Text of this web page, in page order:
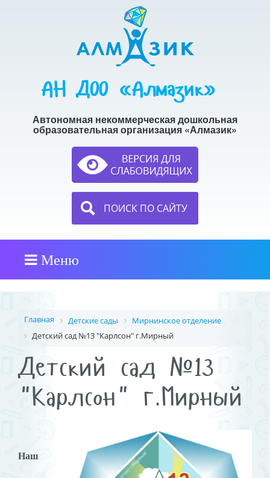
АН ДОО «Алмазик»
Автономная некоммерческая дошкольная
образовательная организация «Алмазик»
ПОИСК ПО САЙТУ
Меню
Главная Детские сады
Мирнинское отделение
Детский сад №13 "Карлсон" г.Мирный
Детский сад №13
"Карлсон" г.Мирный
Наш